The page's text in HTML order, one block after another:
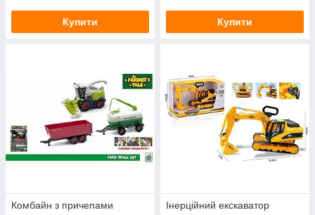
Купити Купити
Комбайн з причепами
Інерційний екскаватор